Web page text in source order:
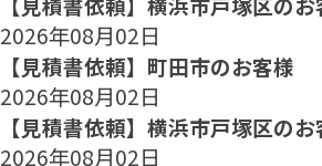
2026年08月02日
【見積書依頼】町田市のお客様
2026年08月02日
【見積書依頼】横浜市戸塚区のお
2026年08月02日